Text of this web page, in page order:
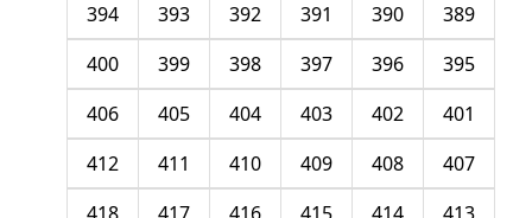
389
390
391
392
393
394
395
396
397
398
399
400
401
402
403
404
405
406
407
408
409
410
411
412